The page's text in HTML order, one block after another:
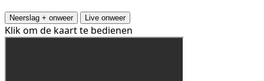
Neerslag + onweer Live onweer
Klik om de kaart te bedienen